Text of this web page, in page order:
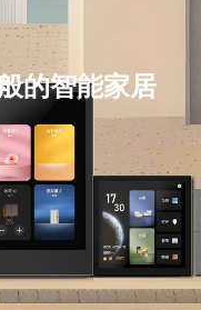
的智能家居